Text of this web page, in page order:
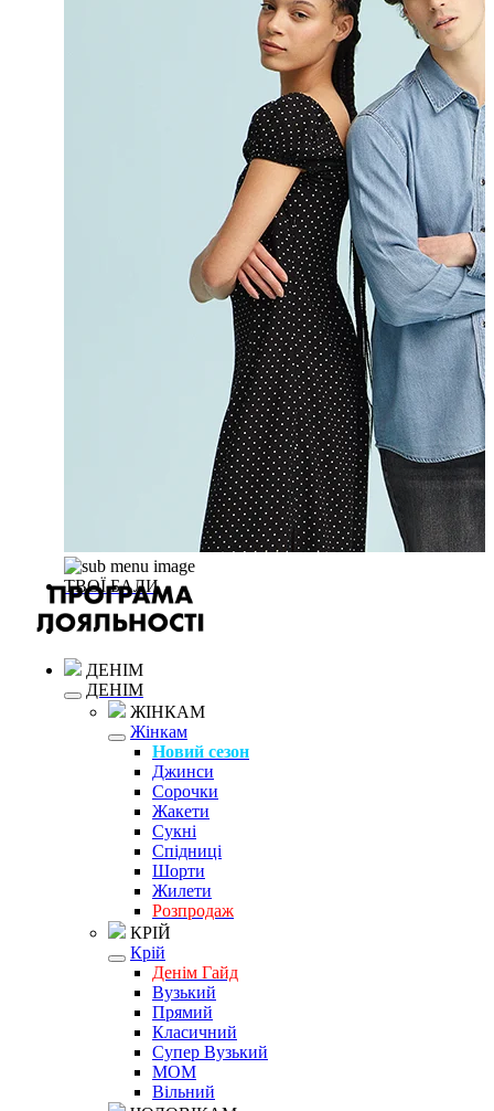
ТВОЇ БАЛИ
ДЕНІМ
ДЕНІМ
ЖІНКАМ
Жінкам
Новий сезон
Джинси
Сорочки
Жакети
Сукні
Спідниці
Шорти
Жилети
Розпродаж
КРІЙ
Крій
Денім Гайд
Вузький
Прямий
Класичний
Супер Вузький
MOM
Вільний